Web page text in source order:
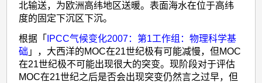
北输送，为欧洲高纬地区送暖。表面海水在位于高纬
度的固定下沉区下沉。
根据「 IPCC气候变化2007：第1工作组：物理科学基
础 」，大西洋的MOC在21世纪极有可能减慢，但MOC
在21世纪极不可能出现很大的突变。现阶段对于评估
MOC在21世纪之后是否会出现突变仍然言之过早，但